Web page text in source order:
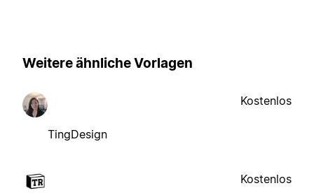
Weitere ähnliche Vorlagen
TingDesign
Kostenlos
Kostenlos